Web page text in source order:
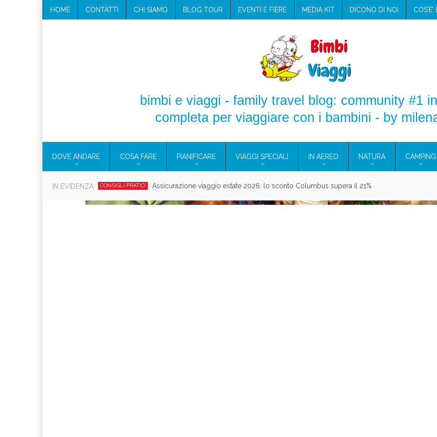
HOME CONTATTI CHI SIAMO BLOG TOUR EVENTI E FIERE MEDIA KIT DICONO DI NOI
bimbi e viaggi - family travel blog: community #1
completa per viaggiare con i bambini - by
DOVE ANDARE COSA FARE PIANIFICARE VIAGGI SPECIALI IN AEREO NATURA CAMPING
IN EVIDENZA CONSIGLI PRATICI Cosmetici solidi in viaggio: i prodotti che hanno conquistato la mia valigia (e la pelle